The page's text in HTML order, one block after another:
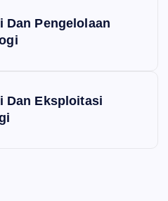
Dan Pengelolaan
Dan Eksploitasi